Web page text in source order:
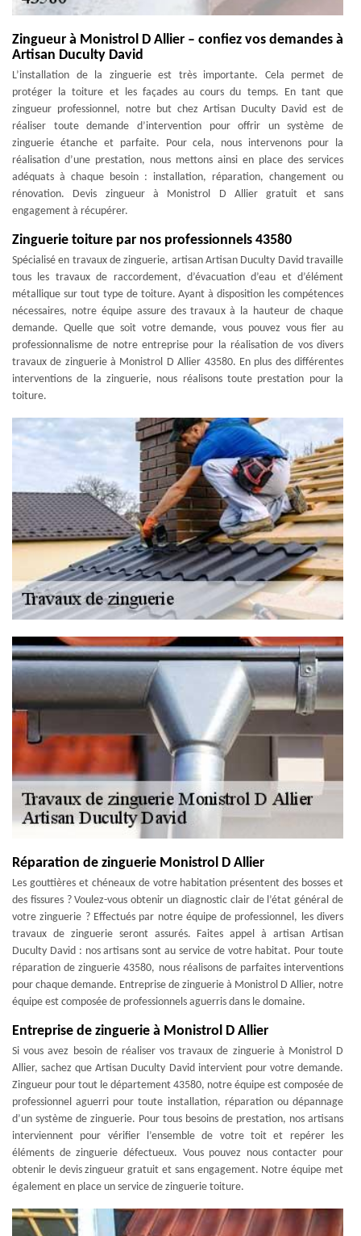
Zingueur à Monistrol D Allier – confiez vos demandes à
Artisan Duculty David
L’installation de la zinguerie est très importante. Cela permet de
protéger la toiture et les façades au cours du temps. En tant que
zingueur professionnel, notre but chez Artisan Duculty David est de
réaliser toute demande d’intervention pour offrir un système de
zinguerie étanche et parfaite. Pour cela, nous intervenons pour la
réalisation d’une prestation, nous mettons ainsi en place des services
adéquats à chaque besoin : installation, réparation, changement ou
rénovation. Devis zingueur à Monistrol D Allier gratuit et sans
engagement à récupérer.
Zinguerie toiture par nos professionnels 43580
Spécialisé en travaux de zinguerie, artisan Artisan Duculty David travaille
tous les travaux de raccordement, d’évacuation d’eau et d’élément
métallique sur tout type de toiture. Ayant à disposition les compétences
nécessaires, notre équipe assure des travaux à la hauteur de chaque
demande. Quelle que soit votre demande, vous pouvez vous fier au
professionnalisme de notre entreprise pour la réalisation de vos divers
travaux de zinguerie à Monistrol D Allier 43580. En plus des différentes
interventions de la zinguerie, nous réalisons toute prestation pour la
toiture.
Réparation de zinguerie Monistrol D Allier
Les gouttières et chéneaux de votre habitation présentent des bosses et
des fissures ? Voulez-vous obtenir un diagnostic clair de l’état général de
votre zinguerie ? Effectués par notre équipe de professionnel, les divers
travaux de zinguerie seront assurés. Faites appel à artisan Artisan
Duculty David : nos artisans sont au service de votre habitat. Pour toute
réparation de zinguerie 43580, nous réalisons de parfaites interventions
pour chaque demande. Entreprise de zinguerie à Monistrol D Allier, notre
équipe est composée de professionnels aguerris dans le domaine.
Entreprise de zinguerie à Monistrol D Allier
Si vous avez besoin de réaliser vos travaux de zinguerie à Monistrol D
Allier, sachez que Artisan Duculty David intervient pour votre demande.
Zingueur pour tout le département 43580, notre équipe est composée de
professionnel aguerri pour toute installation, réparation ou dépannage
d’un système de zinguerie. Pour tous besoins de prestation, nos artisans
interviennent pour vérifier l’ensemble de votre toit et repérer les
éléments de zinguerie défectueux. Vous pouvez nous contacter pour
obtenir le devis zingueur gratuit et sans engagement. Notre équipe met
également en place un service de zinguerie toiture.